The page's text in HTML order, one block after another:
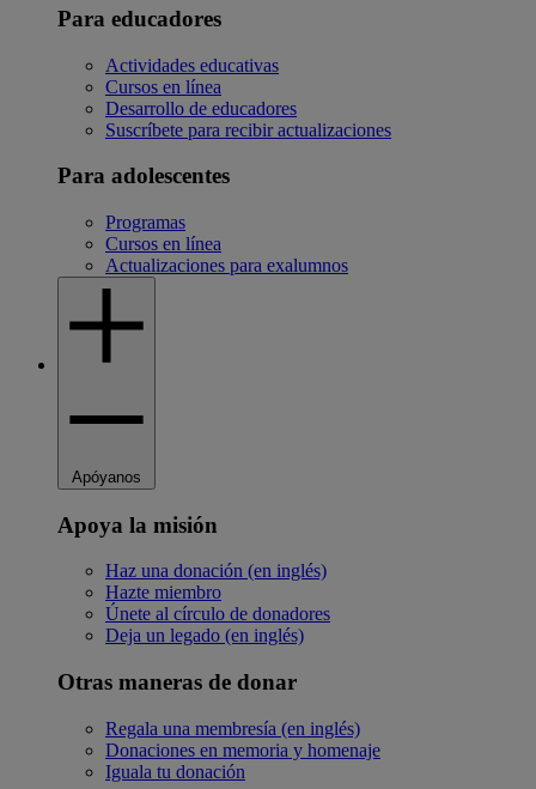
Para educadores
Actividades educativas
Cursos en línea
Desarrollo de educadores
Suscríbete para recibir actualizaciones
Para adolescentes
Programas
Cursos en línea
Actualizaciones para exalumnos
Apóyanos
Apoya la misión
Haz una donación (en inglés)
Hazte miembro
Únete al círculo de donadores
Deja un legado (en inglés)
Otras maneras de donar
Regala una membresía (en inglés)
Donaciones en memoria y homenaje
Iguala tu donación